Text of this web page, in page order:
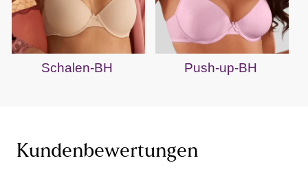
Schalen-BH Push-up-BH
Kundenbewertungen